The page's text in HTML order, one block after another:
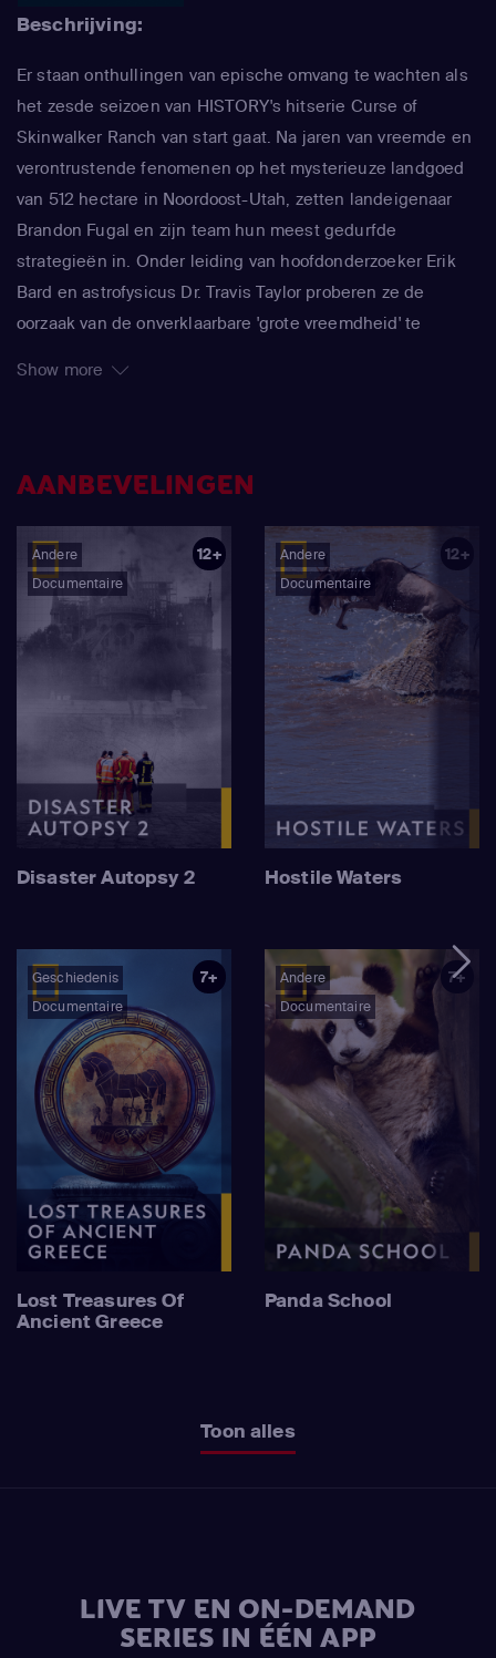
Beschrijving:
Er staan onthullingen van epische omvang te wachten als
het zesde seizoen van HISTORY's hitserie Curse of
Skinwalker Ranch van start gaat. Na jaren van vreemde en
verontrustende fenomenen op het mysterieuze landgoed
van 512 hectare in Noordoost-Utah, zetten landeigenaar
Brandon Fugal en zijn team hun meest gedurfde
strategieën in. Onder leiding van hoofdonderzoeker Erik
Bard en astrofysicus Dr. Travis Taylor proberen ze de
oorzaak van de onverklaarbare 'grote vreemdheid' te
bewonen of bezoeken. In het zesde seizoen onthult het
hemel als diep onder de grond - die erop wijzen dat de
eeuwenoude legendes en geruchten weleens op
waarheid kunnen berusten.
Show more
AANBEVELINGEN
Andere
Documentaire
12+
Disaster Autopsy 2
Andere
Documentaire
12+
Hostile Waters
Geschiedenis
Documentaire
7+
Lost Treasures Of
Ancient Greece
Andere
Documentaire
7+
Panda School
Toon alles
LIVE TV EN ON-DEMAND
SERIES IN ÉÉN APP